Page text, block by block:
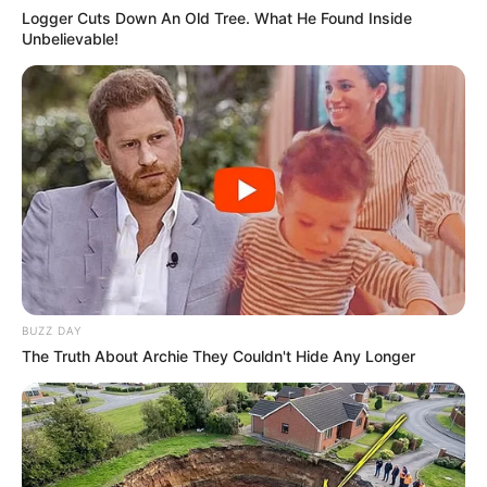
-ad8
O contraste de ritmo entre as duas propostas é exatamente o que
move apressão da categoria sobre Hugo Motta: a PEC, mais
ampla e com texto quejá define a responsabilidade da União
pelo custeio, avança. O PLP, mais restrito ao tema previdenciário,
mas sem fonte de custeio definida, permanece nas comissões.
O que está em jogo para os ACS e ACE
Para os mais de 385 mil Agentes Comunitários de Saúde e
Agentes de Combate às Endemias do Brasil, a distinção entre
promulgada, resolve tanto a questão da
aposentadoria quanto a
da precariedade contratual que afeta uma parcela significativa
da categoria.
O PLP 185, mesmo aprovado,regulamentaria apenas o
Logger Cuts Down An Old Tree. What He Found Inside
Unbelievable!
BUZZ DAY
The Truth About Archie They Couldn't Hide Any Longer